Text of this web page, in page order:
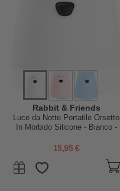
Rabbit & Friends
Luce da Notte Portatile Orsetto
In Morbido Silicone - Bianco -
15,95 €